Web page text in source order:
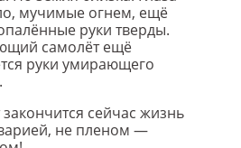
мучимые огнем, ещё
руки тверды.
самолёт ещё
руки умирающего
закончится сейчас жизнь
не пленом —